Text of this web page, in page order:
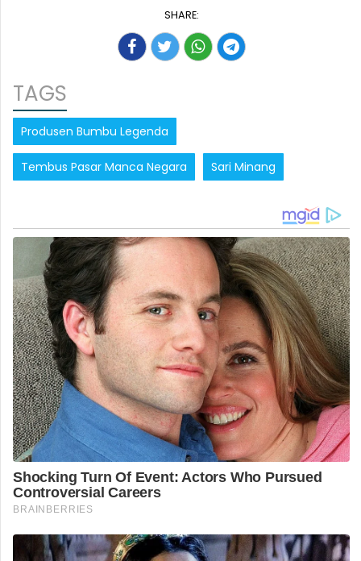
SHARE:
TAGS
Produsen Bumbu Legenda
Tembus Pasar Manca Negara Sari Minang